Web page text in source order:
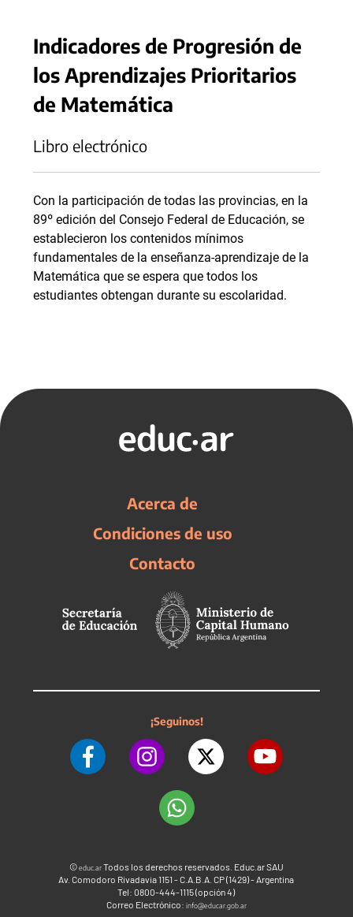
Indicadores de Progresión de
los Aprendizajes Prioritarios
de Matemática
Libro electrónico
Con la participación de todas las provincias, en la
89º edición del Consejo Federal de Educación, se
establecieron los contenidos mínimos
fundamentales de la enseñanza-aprendizaje de la
Matemática que se espera que todos los
estudiantes obtengan durante su escolaridad.
Acerca de
Condiciones de uso
Contacto
¡Seguinos!
©educ.arTodos los derechos reservados. Educ.ar SAU
Av. Comodoro Rivadavia 1151 - C.A.B.A. CP (1429) - Argentina
Tel: 0800-444-1115 (opción 4)
Correo Electrónico: info@educar.gob.ar